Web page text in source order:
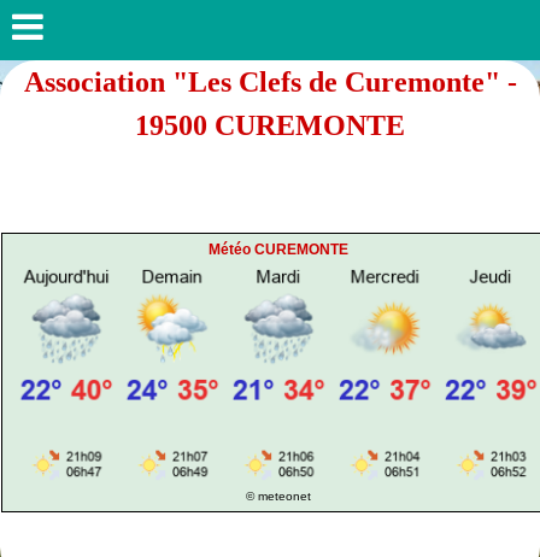
Association "Les Clefs de Curemonte" -
19500 CUREMONTE
Météo CUREMONTE
© meteonet